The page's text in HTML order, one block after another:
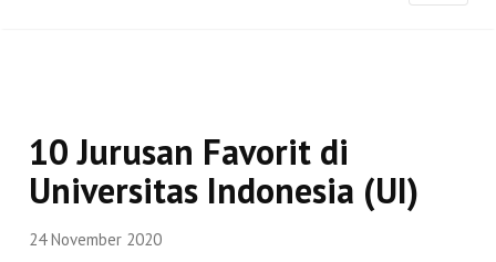
10 Jurusan Favorit di
Universitas Indonesia (UI)
24 November 2020